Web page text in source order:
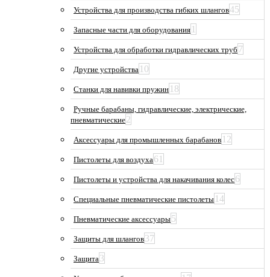
Устройства для производства гибких шлангов45
Запасные части для оборудования 1
Устройства для обработки гидравлических труб 7
Другие устройства 10
Станки для навивки пружин 18
Ручные барабаны, гидравлические, электрические,
пневматические2
Аксессуары для промышленных барабанов 12
Пистолеты для воздуха61
Пистолеты и устройства для накачивания колес6
Специальные пневматические пистолеты 14
Пневматические аксессуары5
Защиты для шлангов37
Защита3